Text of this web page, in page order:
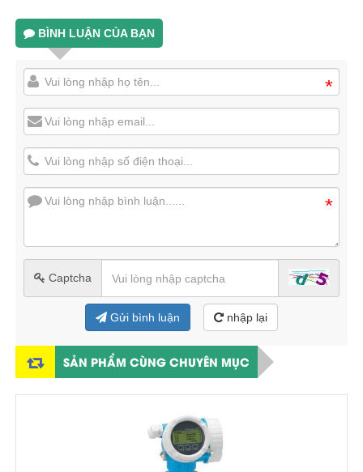
BÌNH LUẬN CỦA BẠN
*
*
Captcha
Gửi bình luận nhập lại
SẢN PHẨM CÙNG CHUYÊN MỤC